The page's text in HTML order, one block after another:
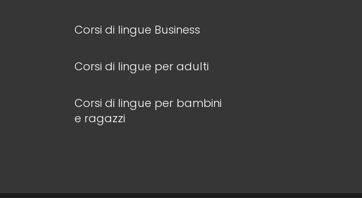
Corsi di lingue Business
Corsi di lingue per adulti
Corsi di lingue per bambini
e ragazzi